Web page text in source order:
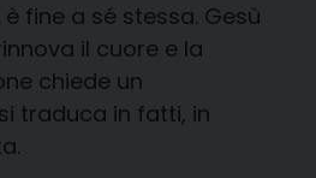
fine a sé stessa. Gesù
il cuore e la
chiede un
traduca in fatti, in